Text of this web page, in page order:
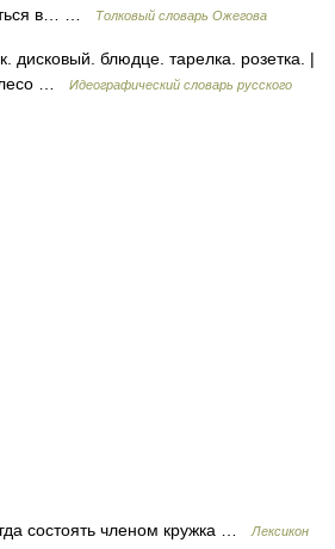
в… …
Толковый словарь Ожегова
дисковый. блюдце. тарелка. розетка. |
…
Идеографический словарь русского
состоять членом кружка …
Лексикон